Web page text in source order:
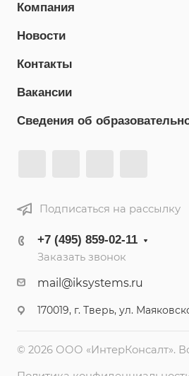
Компания
Новости
Контакты
Вакансии
Сведения об
Подписаться на рассылку
+7 (495) 859-02-11
Заказать звонок
mail@iksystems.ru
170019, г. Тверь, ул.
© 2026 ООО «ИнтерКонсалт».